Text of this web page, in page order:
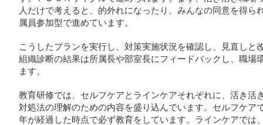
人だけで考えると、的外れになったり、みんなの同意を得ら
属員参加型で進めています。
こうしたプランを実行し、対策実施状況を確認し、見直しと
組織診断の結果は所属長や部室長にフィードバックし、職場
ます。
教育研修では、セルフケアとラインケアそれぞれに、活き活
対処法の理解のための内容を盛り込んでいます。セルフケア
年が経過した時点で必ず教育をしています。ラインケアでは